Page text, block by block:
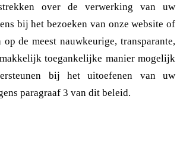
over de verwerking van uw
bij het bezoeken van onze website of
de meest nauwkeurige, transparante,
toegankelijke manier mogelijk
bij het uitoefenen van uw
paragraaf 3 van dit beleid.